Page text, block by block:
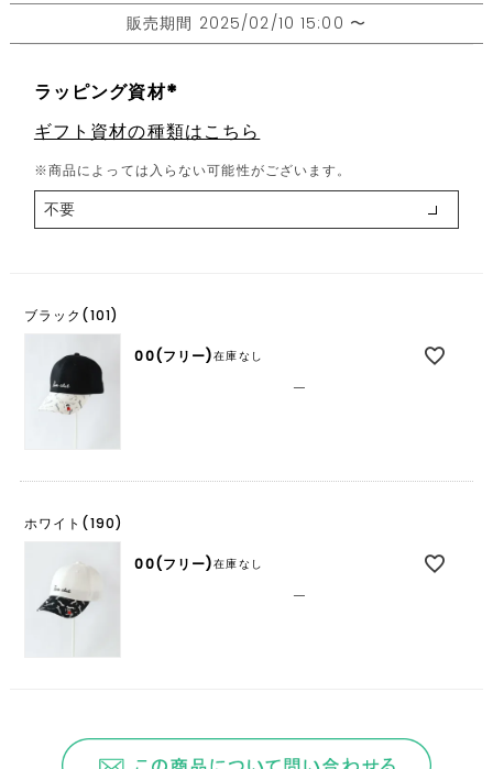
販売期間 2025/02/10 15:00 〜
ラッピング資材
(
必
須
)
ギフト資材の種類はこちら
※商品によっては入らない可能性がございます。
ブラック(101)
00(フリー)在庫なし
—
ホワイト(190)
00(フリー)在庫なし
—